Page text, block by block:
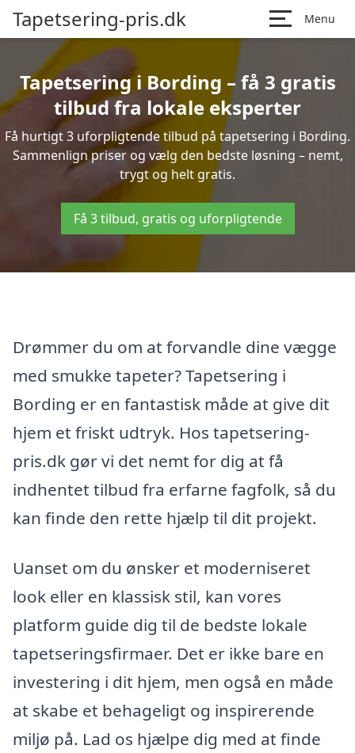
Tapetsering-pris.dk Menu
Tapetsering i Bording – få 3 gratis
tilbud fra lokale eksperter
Få hurtigt 3 uforpligtende tilbud på tapetsering i Bording.
Sammenlign priser og vælg den bedste løsning – nemt,
trygt og helt gratis.
Få 3 tilbud, gratis og uforpligtende
Drømmer du om at forvandle dine vægge
med smukke tapeter? Tapetsering i
Bording er en fantastisk måde at give dit
hjem et friskt udtryk. Hos tapetsering-
pris.dk gør vi det nemt for dig at få
indhentet tilbud fra erfarne fagfolk, så du
kan finde den rette hjælp til dit projekt.
Uanset om du ønsker et moderniseret
look eller en klassisk stil, kan vores
platform guide dig til de bedste lokale
tapetseringsfirmaer. Det er ikke bare en
investering i dit hjem, men også en måde
at skabe et behageligt og inspirerende
miljø på. Lad os hjælpe dig med at finde